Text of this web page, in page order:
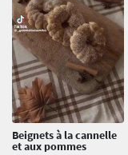
Beignets à la cannelle
et aux pommes